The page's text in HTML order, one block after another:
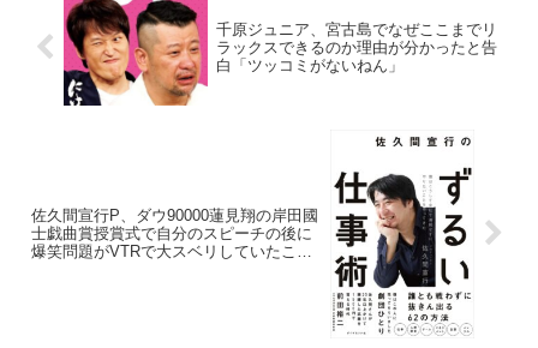
千原ジュニア、宮古島でなぜここまでリ
ラックスできるのか理由が分かったと告
白「ツッコミがないねん」
佐久間宣行P、ダウ90000蓮見翔の岸田國
士戯曲賞授賞式で自分のスピーチの後に
爆笑問題がVTRで大スベリしていたこと